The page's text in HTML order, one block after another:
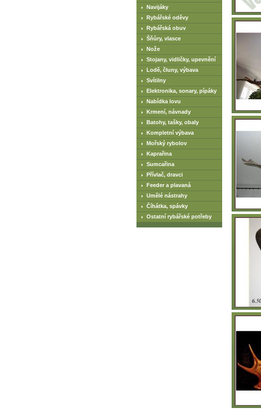
Navijáky
Rybářské oděvy
Rybářská obuv
Šňůry, vlasce
Nože
Stojany, vidličky, upevnění
Lodě, čluny, výbava
Svítilny
Elektronika, sonary, pípáky
Nabídka lovu
Krmení, návnady
Batohy, tašky, obaly
Kompletní výbava
Mořský rybolov
Kaprařina
Sumcařina
Přívlač, dravci
Feeder a plavaná
Umělé nástrahy
Číhátka, spávky
Ostatní rybářské potřeby